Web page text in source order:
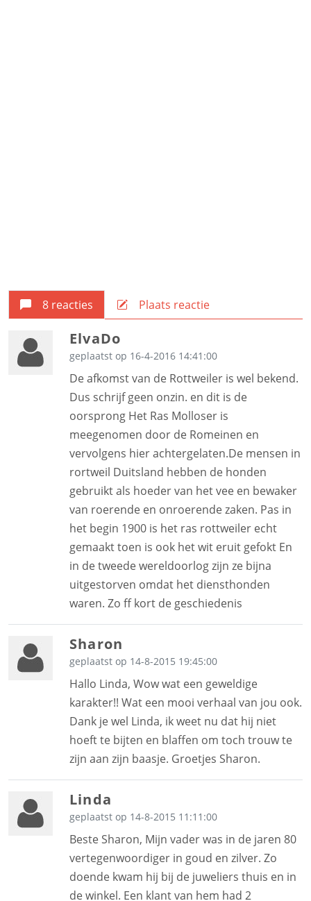
8 reacties Plaats reactie
ElvaDo
geplaatst op 16-4-2016 14:41:00
De afkomst van de Rottweiler is wel bekend.
Dus schrijf geen onzin. en dit is de
oorsprong Het Ras Molloser is
meegenomen door de Romeinen en
vervolgens hier achtergelaten.De mensen in
rortweil Duitsland hebben de honden
gebruikt als hoeder van het vee en bewaker
van roerende en onroerende zaken. Pas in
het begin 1900 is het ras rottweiler echt
gemaakt toen is ook het wit eruit gefokt En
in de tweede wereldoorlog zijn ze bijna
uitgestorven omdat het diensthonden
waren. Zo ff kort de geschiedenis
Sharon
geplaatst op 14-8-2015 19:45:00
Hallo Linda, Wow wat een geweldige
karakter!! Wat een mooi verhaal van jou ook.
Dank je wel Linda, ik weet nu dat hij niet
hoeft te bijten en blaffen om toch trouw te
zijn aan zijn baasje. Groetjes Sharon.
Linda
geplaatst op 14-8-2015 11:11:00
Beste Sharon, Mijn vader was in de jaren 80
vertegenwoordiger in goud en zilver. Zo
doende kwam hij bij de juweliers thuis en in
de winkel. Een klant van hem had 2